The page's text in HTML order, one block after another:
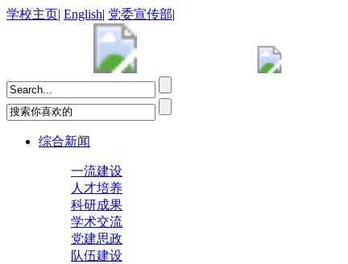
学校主页| English| 党委宣传部|
综合新闻
一流建设
人才培养
科研成果
学术交流
党建思政
队伍建设